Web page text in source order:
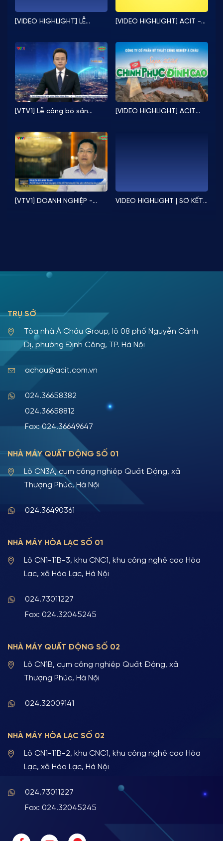
[VIDEO HIGHLIGHT] LỄ
2024
[VIDEO HIGHLIGHT] ACIT -
kỷ nguyên mới
[VTV1] Lễ công bố sản
Quốc gia Việt Nam 2024
[VIDEO HIGHLIGHT] ACIT
[VTV1] DOANH NGHIỆP -
VIDEO HIGHLIGHT | SƠ KẾT
TRỤ SỞ
Tòa nhà Á Châu Group, lô 08 phố Nguyễn Cảnh
Dị, phường Định Công, TP. Hà Nội
achau@acit.com.vn
024.36658382
024.36658812
Fax: 024.36649647
NHÀ MÁY QUẤT ĐỘNG SỐ 01
Lô CN3A, cụm công nghiệp Quất Động, xã
Thượng Phúc, Hà Nội
024.36490361
NHÀ MÁY HÒA LẠC SỐ 01
Lô CN1-11B-3, khu CNC1, khu công nghệ cao Hòa
Lạc, xã Hòa Lạc, Hà Nội
024.73011227
Fax: 024.32045245
NHÀ MÁY QUẤT ĐỘNG SỐ 02
Lô CN1B, cụm công nghiệp Quất Động, xã
Thượng Phúc, Hà Nội
024.32009141
NHÀ MÁY HÒA LẠC SỐ 02
Lô CN1-11B-2, khu CNC1, khu công nghệ cao Hòa
Lạc, xã Hòa Lạc, Hà Nội
024.73011227
Fax: 024.32045245